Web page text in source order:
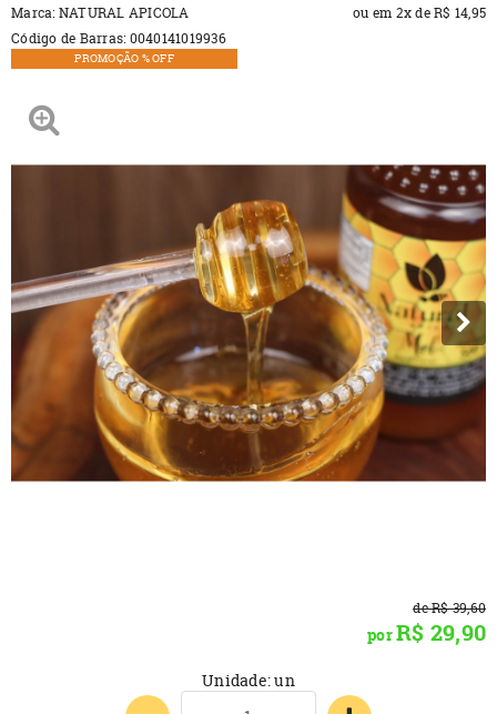
Marca: NATURAL APICOLA
Código de Barras: 0040141019936
PROMOÇÃO % OFF
ou em 2xdeR$ 14,95
deR$ 39,60
porR$ 29,90
Unidade: un